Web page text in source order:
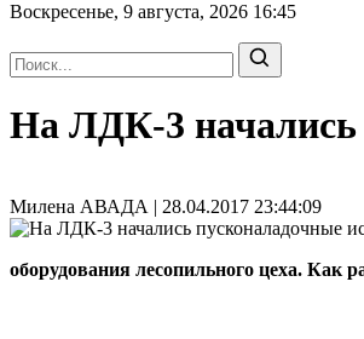
Воскресенье, 9 августа, 2026 16:45
На ЛДК-3 начались
Милена АВАДА | 28.04.2017 23:44:09
оборудования лесопильного цеха. Как